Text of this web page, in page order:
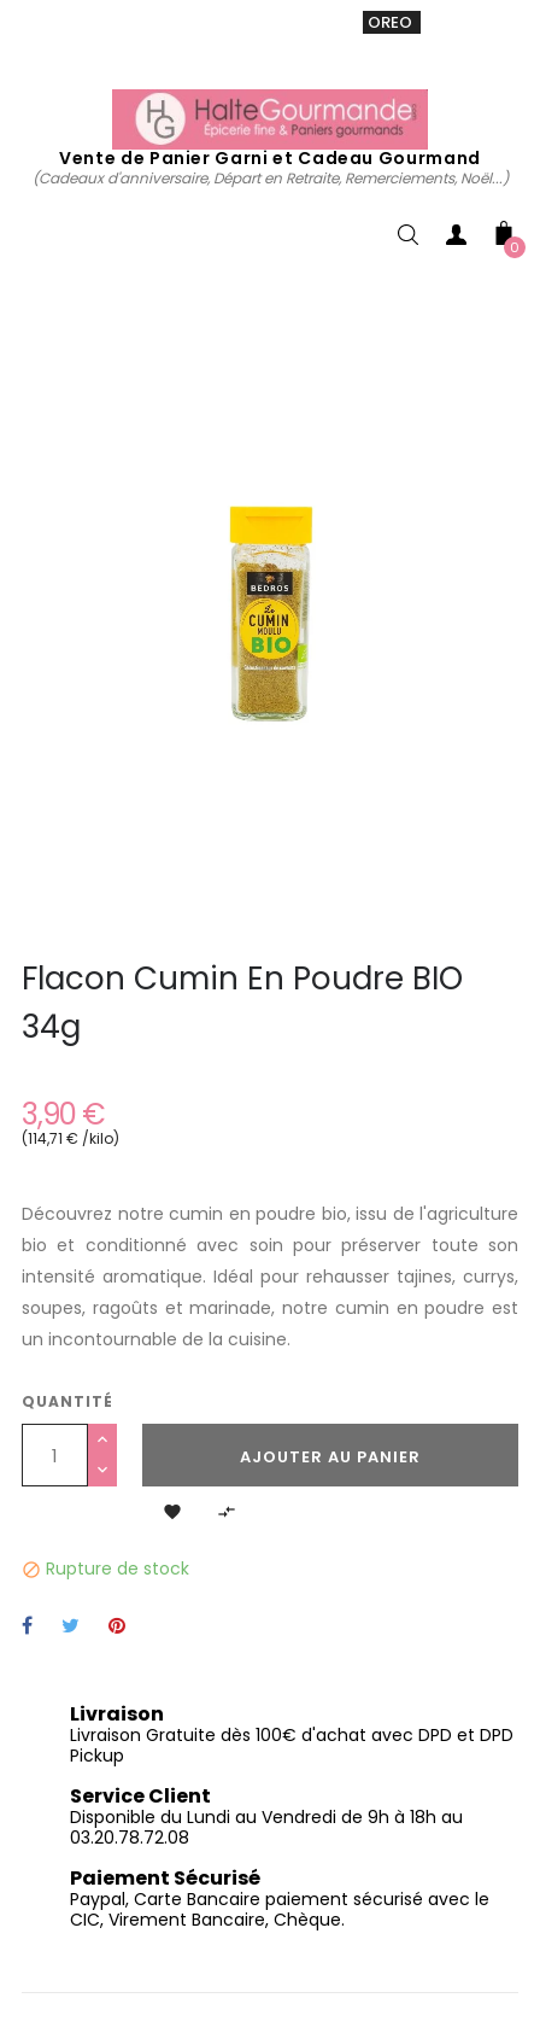
OREO
Vente de Panier Garni et Cadeau Gourmand
(Cadeaux d'anniversaire, Départ en Retraite, Remerciements, Noël...)
0
Flacon Cumin En Poudre BIO
34g
3,90 €
(114,71 € /kilo)
Découvrez notre cumin en poudre bio, issu de l'agriculture
bio et conditionné avec soin pour préserver toute son
intensité aromatique. Idéal pour rehausser tajines, currys,
soupes, ragoûts et marinade, notre cumin en poudre est
un incontournable de la cuisine.
QUANTITÉ
AJOUTER AU PANIER
 
 Rupture de stock
Livraison
Livraison Gratuite dès 100€ d'achat avec DPD et DPD
Pickup
Service Client
Disponible du Lundi au Vendredi de 9h à 18h au
03.20.78.72.08
Paiement Sécurisé
Paypal, Carte Bancaire paiement sécurisé avec le
CIC, Virement Bancaire, Chèque.